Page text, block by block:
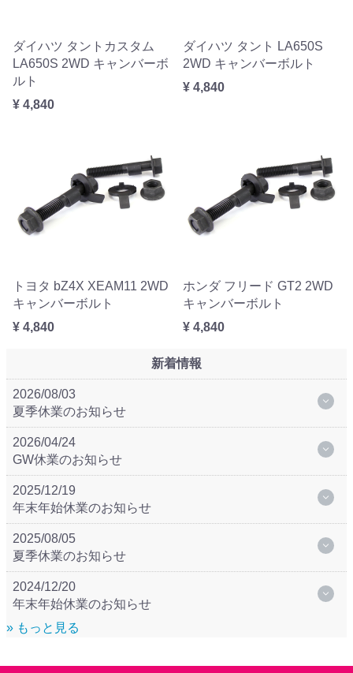
ダイハツ タントカスタム
LA650S 2WD キャンバーボ
ルト
¥ 4,840
ダイハツ タント LA650S
2WD キャンバーボルト
¥ 4,840
トヨタ bZ4X XEAM11 2WD
キャンバーボルト
¥ 4,840
ホンダ フリード GT2 2WD
キャンバーボルト
¥ 4,840
新着情報
2026/08/03
夏季休業のお知らせ
2026/04/24
GW休業のお知らせ
2025/12/19
年末年始休業のお知らせ
2025/08/05
夏季休業のお知らせ
2024/12/20
年末年始休業のお知らせ
» もっと見る